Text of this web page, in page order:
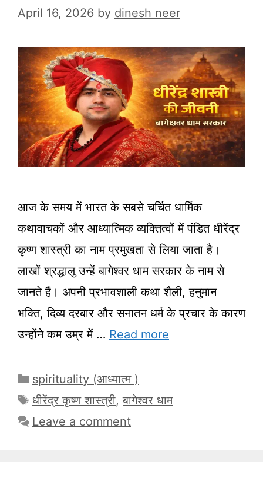
April 16, 2026 by dinesh neer
आज के समय में भारत के सबसे चर्चित धार्मिक
कथावाचकों और आध्यात्मिक व्यक्तित्वों में पंडित धीरेंद्र
कृष्ण शास्त्री का नाम प्रमुखता से लिया जाता है।
लाखों श्रद्धालु उन्हें बागेश्वर धाम सरकार के नाम से
जानते हैं। अपनी प्रभावशाली कथा शैली, हनुमान
भक्ति, दिव्य दरबार और सनातन धर्म के प्रचार के कारण
उन्होंने कम उम्र में … Read more
Categories
spirituality (आध्यात्म )
Tags
धीरेंद्र कृष्ण शास्त्री,बागेश्वर धाम
Leave a comment